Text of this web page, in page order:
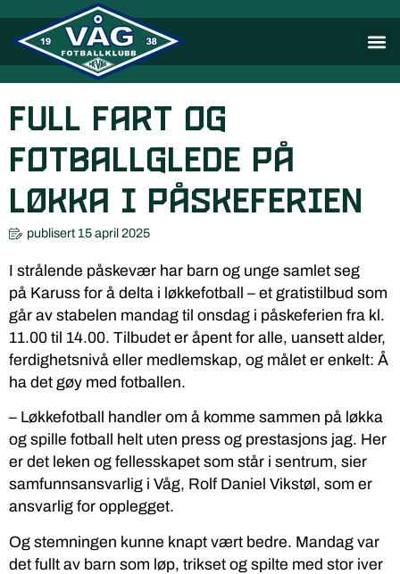
Full fart og
fotballglede på
løkka i påskeferien
publisert 15 april 2025
I strålende påskevær har barn og unge samlet seg
på Karuss for å delta i løkkefotball – et gratistilbud som
går av stabelen mandag til onsdag i påskeferien fra kl.
11.00 til 14.00. Tilbudet er åpent for alle, uansett alder,
ferdighetsnivå eller medlemskap, og målet er enkelt: Å
ha det gøy med fotballen.
– Løkkefotball handler om å komme sammen på løkka
og spille fotball helt uten press og prestasjons jag. Her
er det leken og fellesskapet som står i sentrum, sier
samfunnsansvarlig i Våg, Rolf Daniel Vikstøl, som er
ansvarlig for opplegget.
Og stemningen kunne knapt vært bedre. Mandag var
det fullt av barn som løp, trikset og spilte med stor iver